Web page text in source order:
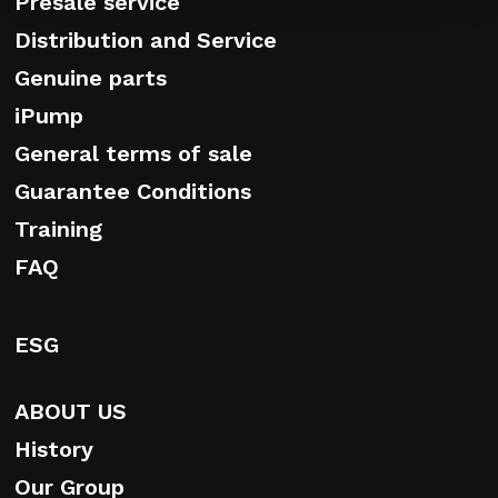
Distribution and Service
Genuine parts
iPump
General terms of sale
Guarantee Conditions
Training
FAQ
ESG
ABOUT US
History
Our Group